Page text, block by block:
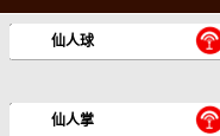
仙人球
仙人掌